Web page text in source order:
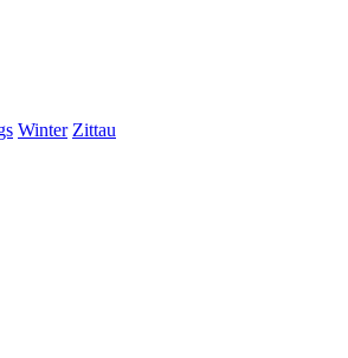
Winter Zittau